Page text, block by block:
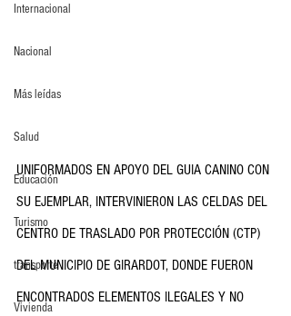
Internacional
Nacional
Más leídas
Salud
Educación
Turismo
transporte
Vivienda
UNIFORMADOS EN APOYO DEL GUIA CANINO CON
SU EJEMPLAR, INTERVINIERON LAS CELDAS DEL
CENTRO DE TRASLADO POR PROTECCIÓN (CTP)
DEL MUNICIPIO DE GIRARDOT, DONDE FUERON
ENCONTRADOS ELEMENTOS ILEGALES Y NO